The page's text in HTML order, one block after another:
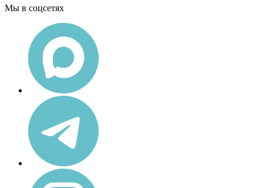
Мы в соцсетях